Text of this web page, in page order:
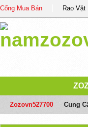
Cổng Mua Bán Rao Vặt
Zozovn527700 Cung